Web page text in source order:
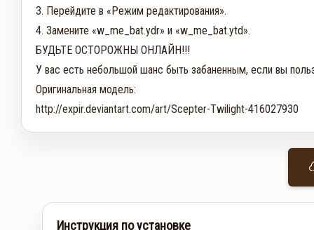
3. Перейдите в «Режим редактирования».
4. Замените «w_me_bat.ydr» и «w_me_bat.ytd».
БУДЬТЕ ОСТОРОЖНЫ ОНЛАЙН!!!
У вас есть небольшой шанс быть забаненным, если вы
Оригинальная модель:
http://expir.deviantart.com/art/Scepter-Twilight-416027930
Инструкция по установке